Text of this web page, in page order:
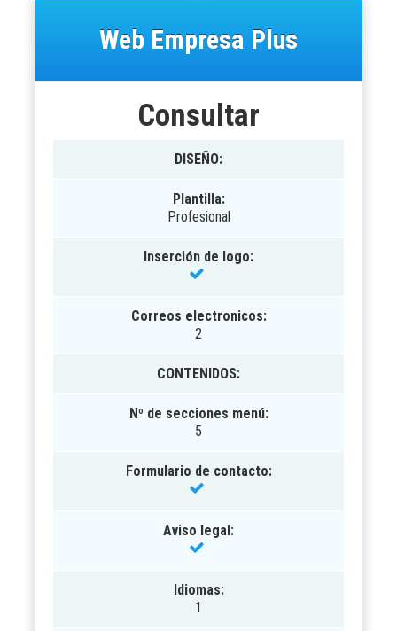
Web Empresa Plus
Consultar
DISEÑO:
Plantilla:
Profesional
Inserción de logo:
Correos electronicos:
2
CONTENIDOS:
Nº de secciones menú:
5
Formulario de contacto:
Aviso legal:
Idiomas:
1